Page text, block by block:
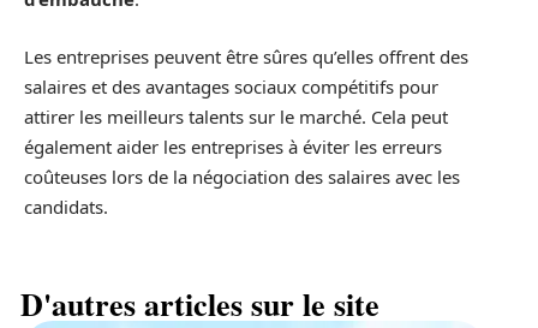
Les entreprises peuvent être sûres qu’elles offrent des
salaires et des avantages sociaux compétitifs pour
attirer les meilleurs talents sur le marché. Cela peut
également aider les entreprises à éviter les erreurs
coûteuses lors de la négociation des salaires avec les
candidats.
D'autres articles sur le site